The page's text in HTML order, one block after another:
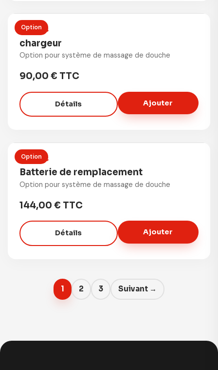
Option
OPTIONS
chargeur
Option pour système de massage de douche
90,00 € TTC
Détails Ajouter
Option
OPTIONS
Batterie de remplacement
Option pour système de massage de douche
144,00 € TTC
Détails Ajouter
1 2 3 Suivant →